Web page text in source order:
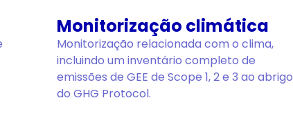
Monitorização climática
Monitorização relacionada com o clima,
incluindo um inventário completo de
emissões de GEE de Scope 1, 2 e 3 ao abrigo
do GHG Protocol.